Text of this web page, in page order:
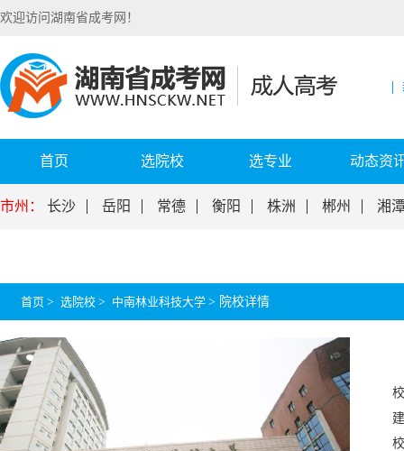
欢迎访问湖南省成考网！
首页 选院校 选专业 动态资
市州： 长沙 岳阳 常德 衡阳 株洲 郴州 湘
首页 > 选院校 > 中南林业科技大学 > 院校详情